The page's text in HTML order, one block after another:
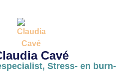
Cavé
Stress- en burn-